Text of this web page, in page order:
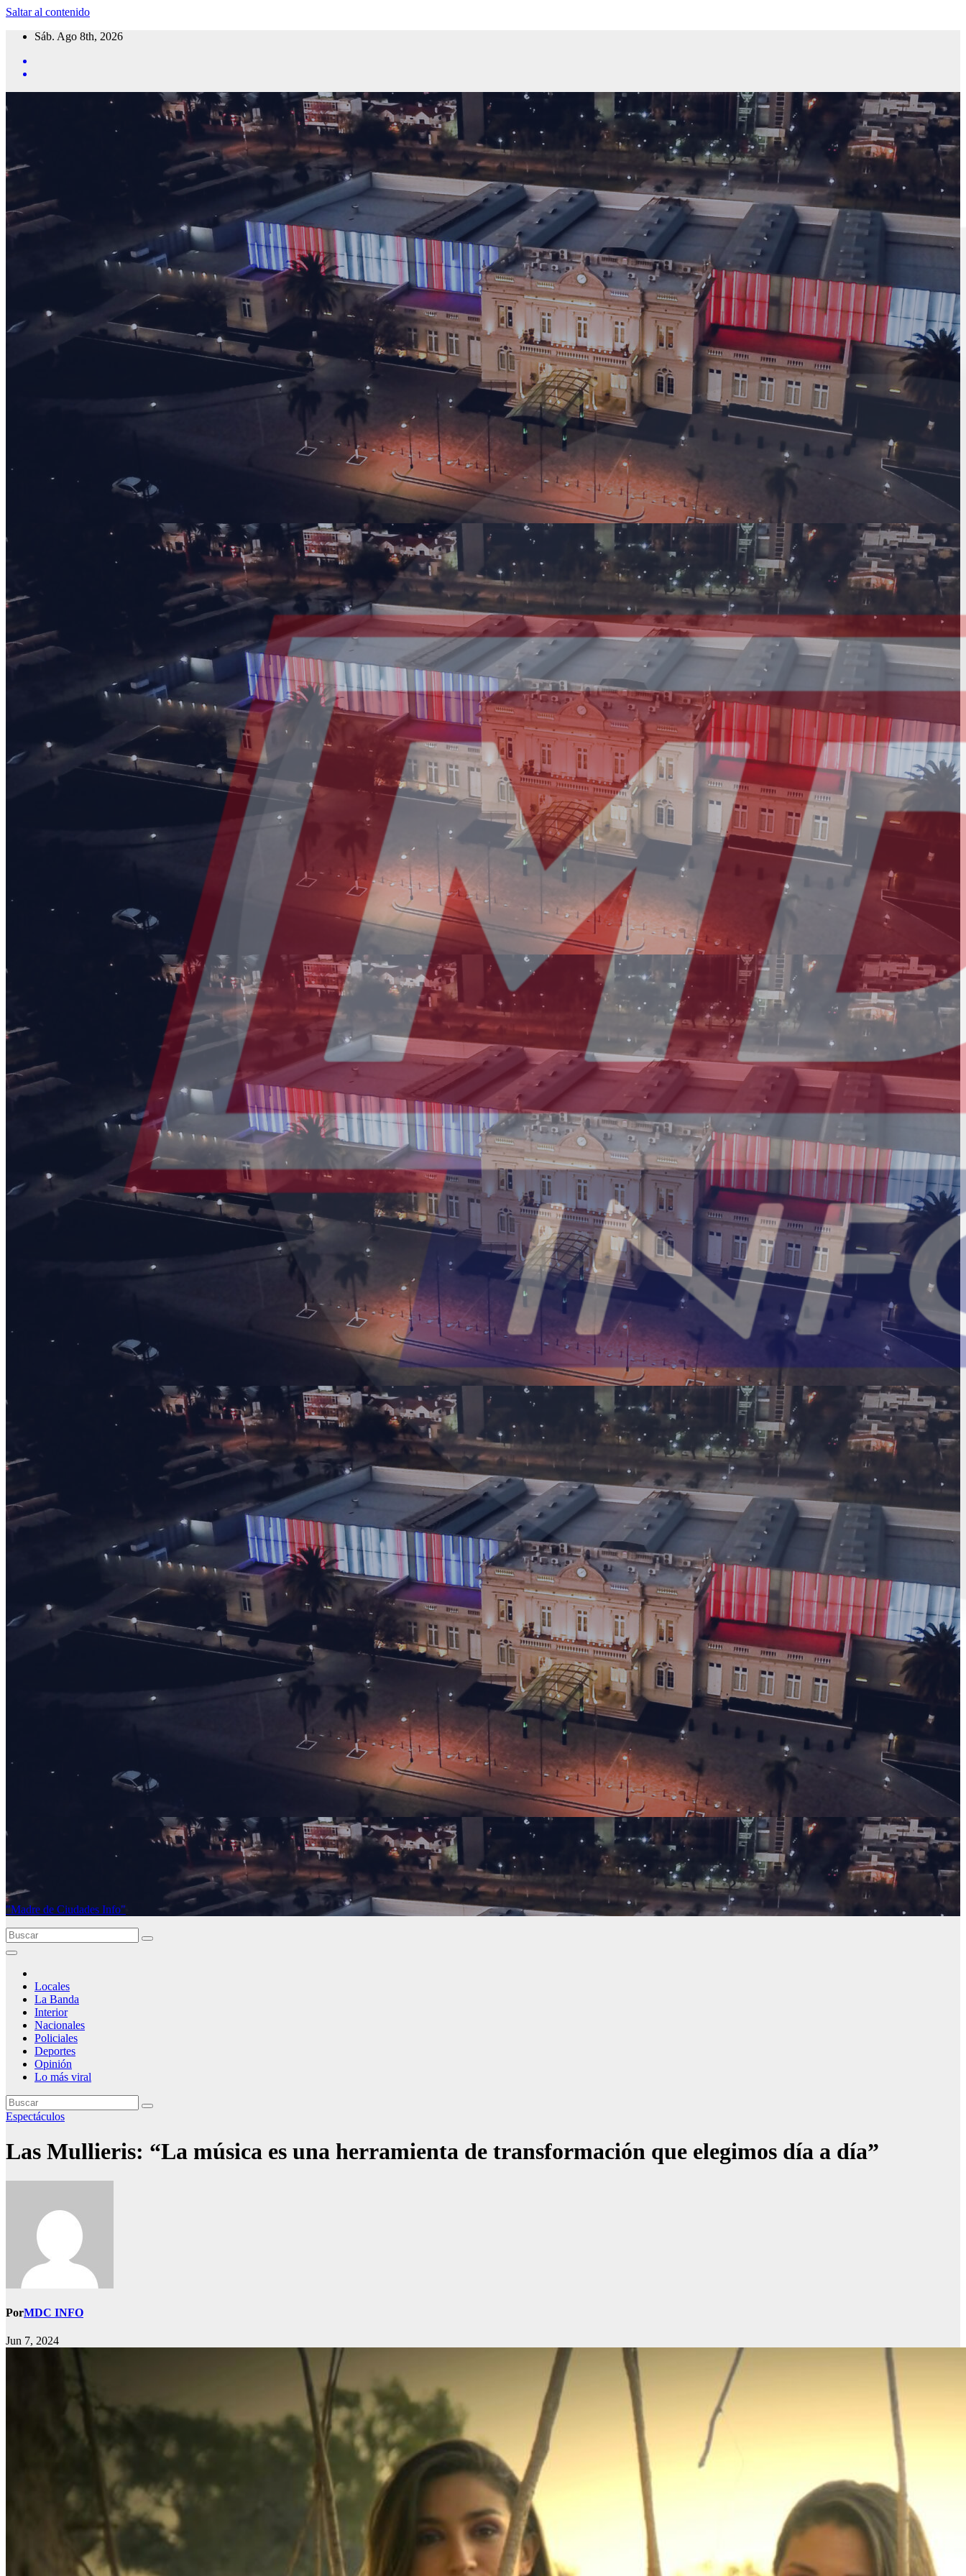
Saltar al contenido
Sáb. Ago 8th, 2026
"Madre de Ciudades Info"
Locales
La Banda
Interior
Nacionales
Policiales
Deportes
Opinión
Lo más viral
Espectáculos
Las Mullieris: “La música es una herramienta de transformación que elegimos día a día”
PorMDC INFO
Jun 7, 2024